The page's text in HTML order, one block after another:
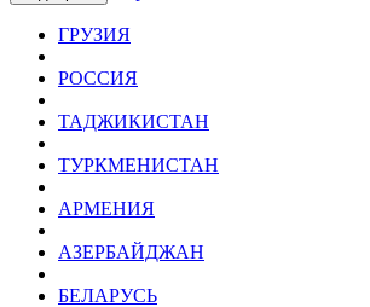
ГРУЗИЯ
РОССИЯ
ТАДЖИКИСТАН
ТУРКМЕНИСТАН
АРМЕНИЯ
АЗЕРБАЙДЖАН
БЕЛАРУСЬ